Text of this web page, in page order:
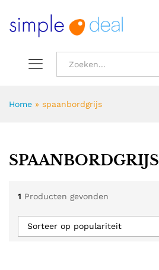
Home » spaanbordgrijs
SPAANBORDGRIJS
1 Producten gevonden
Sorteer op populariteit